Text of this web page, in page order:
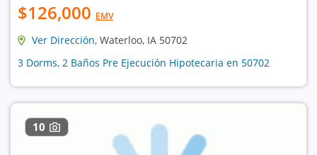
$126,000 EMV
Ver Dirección, Waterloo, IA 50702
3 Dorms, 2 Baños Pre Ejecución Hipotecaria en 50702
10